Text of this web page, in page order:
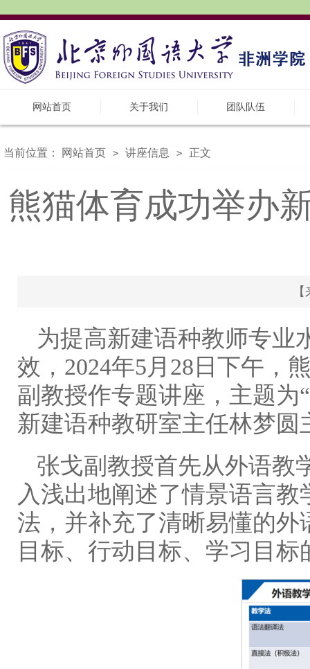
网站首页 关于我们 团队队伍
当前位置： 网站首页 > 讲座信息 > 正文
熊猫体育成功举办
为提高新建语种教师专业
效，2024年5月28日下午，
副教授作专题讲座，主题为
新建语种教研室主任林梦圆
张戈副教授首先从外语教
入浅出地阐述了情景语言
法，并补充了清晰易懂的
目标、行动目标、学习目